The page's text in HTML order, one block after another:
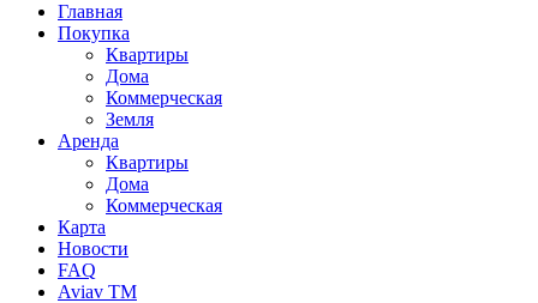
Главная
Покупка
Квартиры
Дома
Коммерческая
Земля
Аренда
Квартиры
Дома
Коммерческая
Карта
Новости
FAQ
Aviav TM